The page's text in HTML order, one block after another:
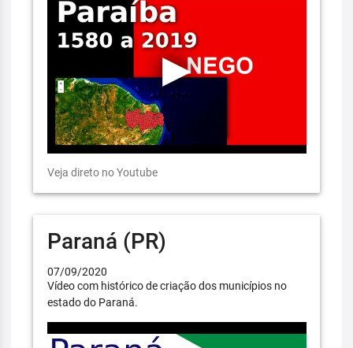
Veja direto no Youtube
Paraná (PR)
07/09/2020
Vídeo com histórico de criação dos municípios no
estado do Paraná.